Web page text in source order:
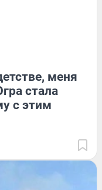
меня
стала
с этим